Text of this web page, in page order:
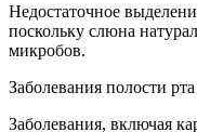
Недостаточное
поскольку слюна
микробов.
Заболевания полости рта
Заболевания, включая